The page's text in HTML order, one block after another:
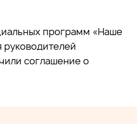
программ «Наше
соглашение о